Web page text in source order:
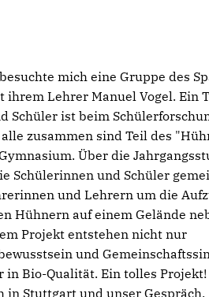
mich eine Gruppe des
ihrem Lehrer Manuel Vogel. Ein
Schüler ist beim
alle zusammen sind Teil des
Über die
Schülerinnen und Schüler
und Lehrern um die
Hühnern auf einem Gelände
Projekt entstehen nicht nur
und
in Bio-Qualität. Ein tolles
in Stuttgart und unser Gespräch.